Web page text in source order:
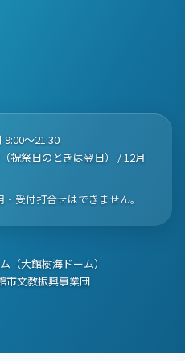
9:00〜21:30
祝祭日のときは翌日） / 12月
受付打合せはできません。
（大館樹海ドーム）
市文教振興事業団